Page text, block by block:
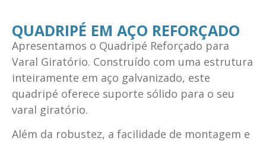
QUADRIPÉ EM AÇO REFORÇADO
Apresentamos o Quadripé Reforçado para
Varal Giratório. Construído com uma estrutura
inteiramente em aço galvanizado, este
quadripé oferece suporte sólido para o seu
varal giratório.
Além da robustez, a facilidade de montagem e